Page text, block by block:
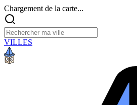
Chargement de la carte...
VILLES